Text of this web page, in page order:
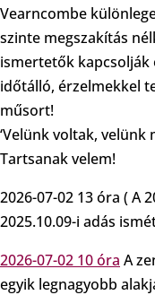
Vearncombe
szinte megszakítás
ismertetők kapcsolják
időtálló, érzelmekkel
műsort!
‘Velünk voltak, velünk
Tartsanak velem!
2026-07-02 13 óra ( A
2025.10.09-i adás
2026-07-02 10 óra A
egyik legnagyobb